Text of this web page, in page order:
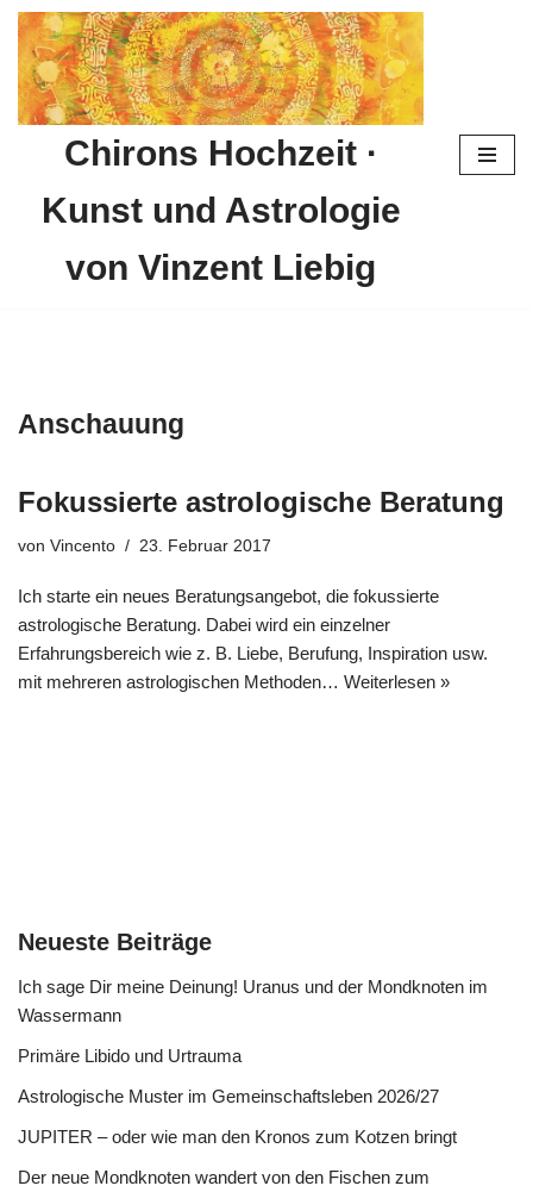
Zum
Inhalt
springen
Chirons Hochzeit ·
Kunst und Astrologie
von Vinzent Liebig
Anschauung
Fokussierte astrologische Beratung
von Vincento 23. Februar 2017
Ich starte ein neues Beratungsangebot, die fokussierte
astrologische Beratung. Dabei wird ein einzelner
Erfahrungsbereich wie z. B. Liebe, Berufung, Inspiration usw.
mit mehreren astrologischen Methoden… Weiterlesen »
Neueste Beiträge
Ich sage Dir meine Deinung! Uranus und der Mondknoten im
Wassermann
Primäre Libido und Urtrauma
Astrologische Muster im Gemeinschaftsleben 2026/27
JUPITER – oder wie man den Kronos zum Kotzen bringt
Der neue Mondknoten wandert von den Fischen zum